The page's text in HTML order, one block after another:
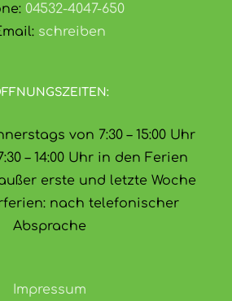
04532-4047-650
schreiben
von 7:30 – 15:00 Uhr
– 14:00 Uhr in den Ferien
erste und letzte Woche
nach telefonischer
Absprache
Impressum